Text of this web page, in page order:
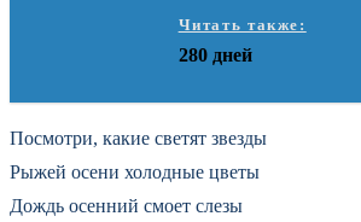
Читать также:
280 дней
Посмотри, какие светят звезды
Рыжей осени холодные цветы
Дождь осенний смоет слезы